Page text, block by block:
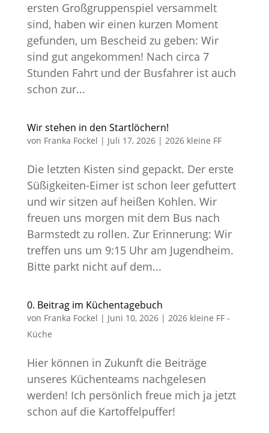
ersten Großgruppenspiel versammelt
sind, haben wir einen kurzen Moment
gefunden, um Bescheid zu geben: Wir
sind gut angekommen! Nach circa 7
Stunden Fahrt und der Busfahrer ist auch
schon zur...
Wir stehen in den Startlöchern!
von Franka Fockel | Juli 17, 2026| 2026 kleine FF
Die letzten Kisten sind gepackt. Der erste
Süßigkeiten-Eimer ist schon leer gefuttert
und wir sitzen auf heißen Kohlen. Wir
freuen uns morgen mit dem Bus nach
Barmstedt zu rollen. Zur Erinnerung: Wir
treffen uns um 9:15 Uhr am Jugendheim.
Bitte parkt nicht auf dem...
0. Beitrag im Küchentagebuch
von Franka Fockel | Juni 10, 2026| 2026 kleine FF -
Küche
Hier können in Zukunft die Beiträge
unseres Küchenteams nachgelesen
werden! Ich persönlich freue mich ja jetzt
schon auf die Kartoffelpuffer!